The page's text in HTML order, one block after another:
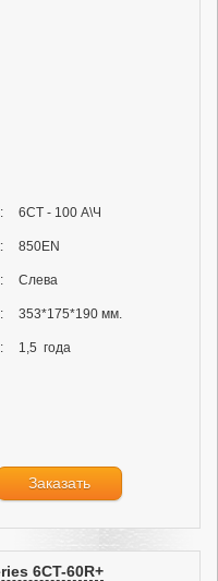
6СТ - 100 А\Ч
850EN
Слева
353*175*190 мм.
1,5 года
Заказать
6CT-60R+